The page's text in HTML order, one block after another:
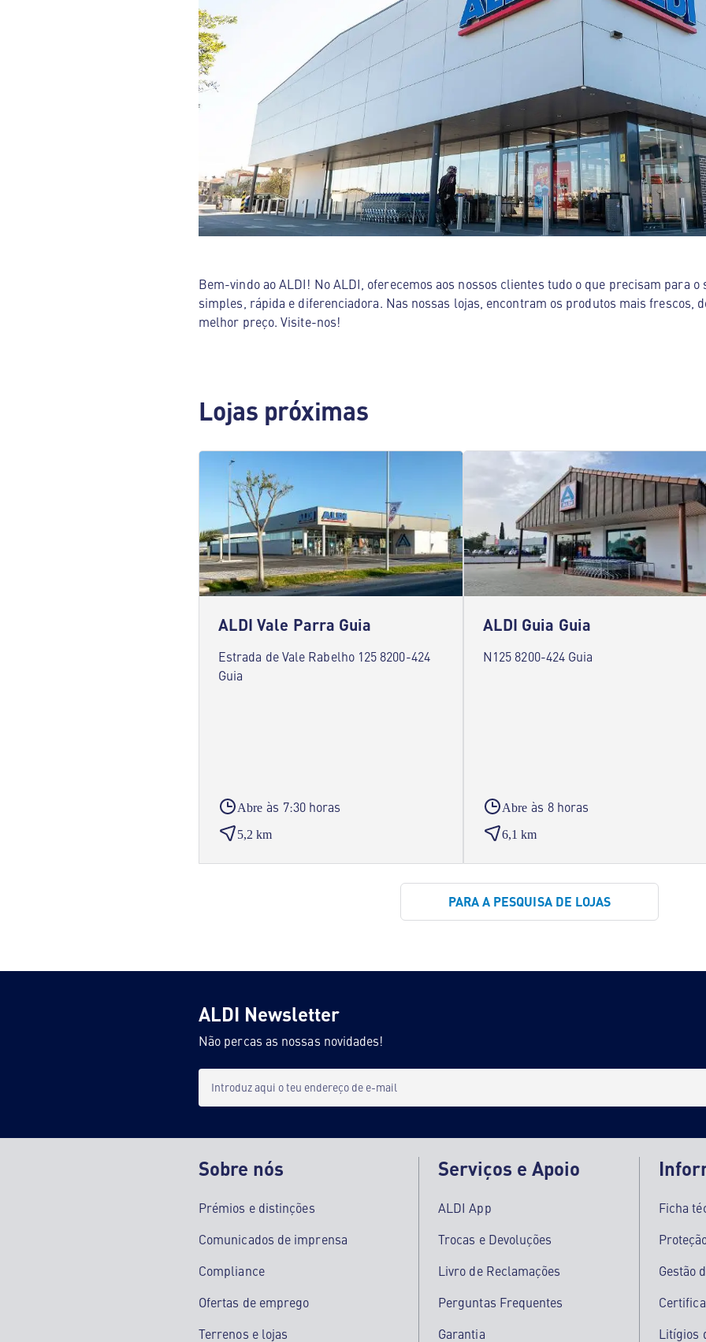
Bem-vindo ao ALDI! No ALDI, oferecemos aos nossos clientes tudo o que precisam para o
simples, rápida e diferenciadora. Nas nossas lojas, encontram os produtos mais frescos,
melhor preço. Visite-nos!
Lojas próximas
ALDI Vale Parra Guia
Estrada de Vale Rabelho 125 8200-424
Guia
Abre às 7:30 horas
5,2 km
ALDI Guia Guia
N125 8200-424 Guia
Abre às 8 horas
6,1 km
PARA A PESQUISA DE LOJAS
ALDI Newsletter
Não percas as nossas novidades!
Introduz aqui o teu endereço de e-mail
Sobre nós
Prémios e distinções
Comunicados de imprensa
Compliance
Ofertas de emprego
Terrenos e lojas
Serviços e Apoio
ALDI App
Trocas e Devoluções
Livro de Reclamações
Perguntas Frequentes
Garantia
Ficha
Gestão
Litígios